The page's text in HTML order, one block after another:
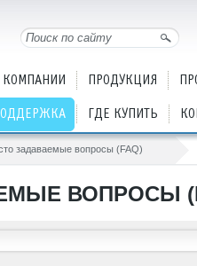
КОМПАНИИ ПРОДУКЦИЯ
ГДЕ КУПИТЬ
задаваемые вопросы (FAQ)
ВОПРОСЫ